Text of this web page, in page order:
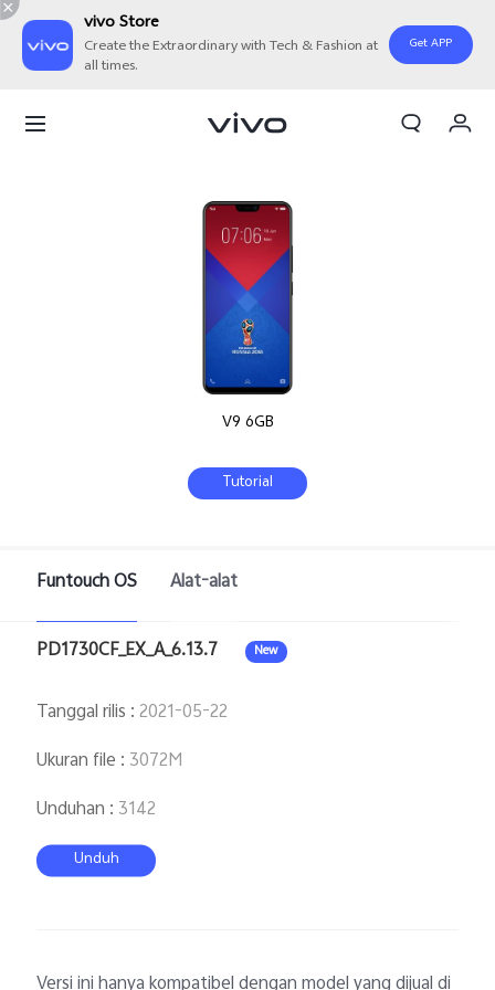
vivo Store
Create the Extraordinary with Tech & Fashion at
all times.
Get APP
V9 6GB
Tutorial
Funtouch OS Alat-alat
PD1730CF_EX_A_6.13.7 New
Tanggal rilis :2021-05-22
Ukuran file : 3072M
Unduhan : 3142
Unduh